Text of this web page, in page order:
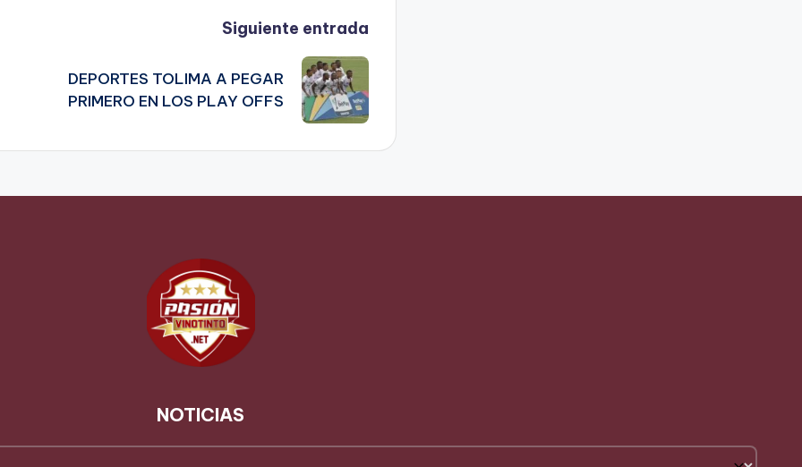
Siguiente entrada
DEPORTES TOLIMA A PEGAR
PRIMERO EN LOS PLAY OFFS
NOTICIAS